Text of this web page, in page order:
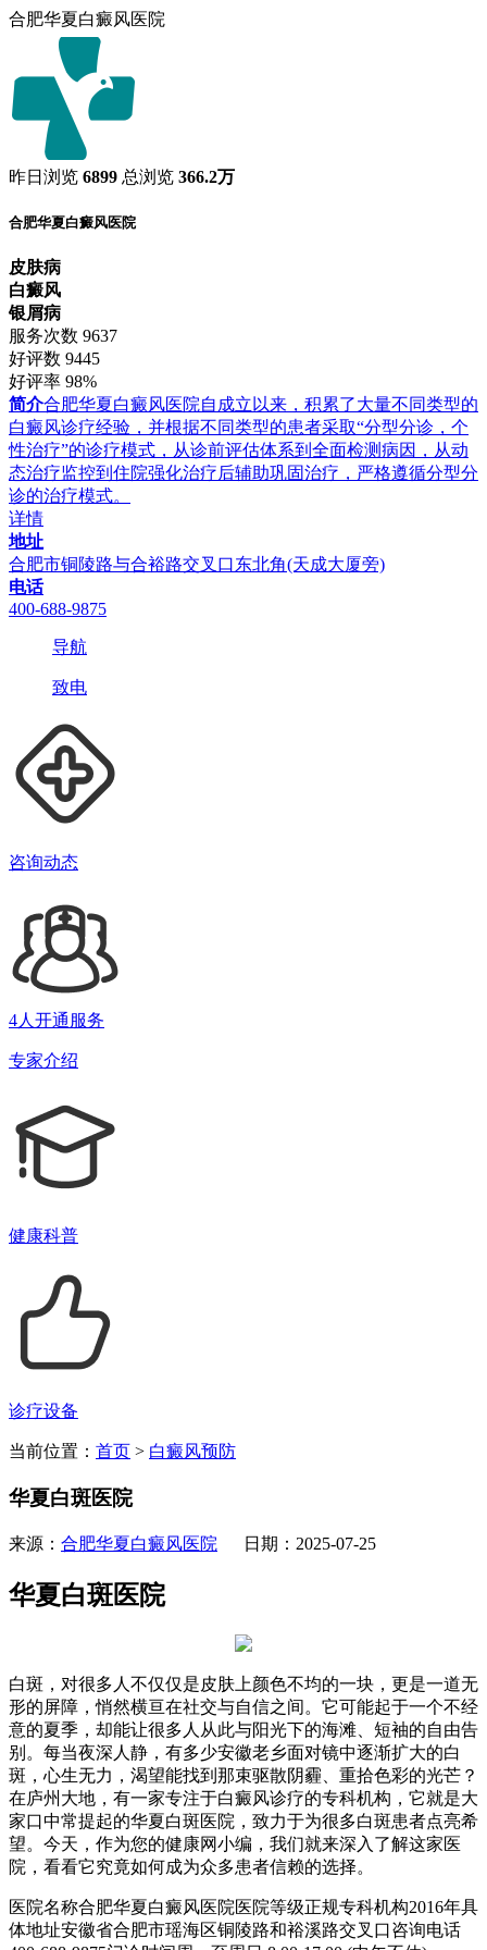
合肥华夏白癜风医院
昨日浏览 6899 总浏览 366.2万
合肥华夏白癜风医院
皮肤病
白癜风
银屑病
服务次数 9637
好评数 9445
好评率 98%
简介合肥华夏白癜风医院自成立以来，积累了大量不同类型的
白癜风诊疗经验，并根据不同类型的患者采取“分型分诊，个
性治疗”的诊疗模式，从诊前评估体系到全面检测病因，从动
态治疗监控到住院强化治疗后辅助巩固治疗，严格遵循分型分
诊的治疗模式。
详情
地址
合肥市铜陵路与合裕路交叉口东北角(天成大厦旁)
电话
400-688-9875
导航
致电
咨询动态
4人开通服务
专家介绍
健康科普
诊疗设备
当前位置： 首页 > 白癜风预防
华夏白斑医院
来源： 合肥华夏白癜风医院 日期：2025-07-25
华夏白斑医院
白斑，对很多人不仅仅是皮肤上颜色不均的一块，更是一道无
形的屏障，悄然横亘在社交与自信之间。它可能起于一个不经
意的夏季，却能让很多人从此与阳光下的海滩、短袖的自由告
别。每当夜深人静，有多少安徽老乡面对镜中逐渐扩大的白
斑，心生无力，渴望能找到那束驱散阴霾、重拾色彩的光芒？
在庐州大地，有一家专注于白癜风诊疗的专科机构，它就是大
家口中常提起的华夏白斑医院，致力于为很多白斑患者点亮希
望。今天，作为您的健康网小编，我们就来深入了解这家医
院，看看它究竟如何成为众多患者信赖的选择。
医院名称合肥华夏白癜风医院医院等级正规专科机构2016年具
体地址安徽省合肥市瑶海区铜陵路和裕溪路交叉口咨询电话